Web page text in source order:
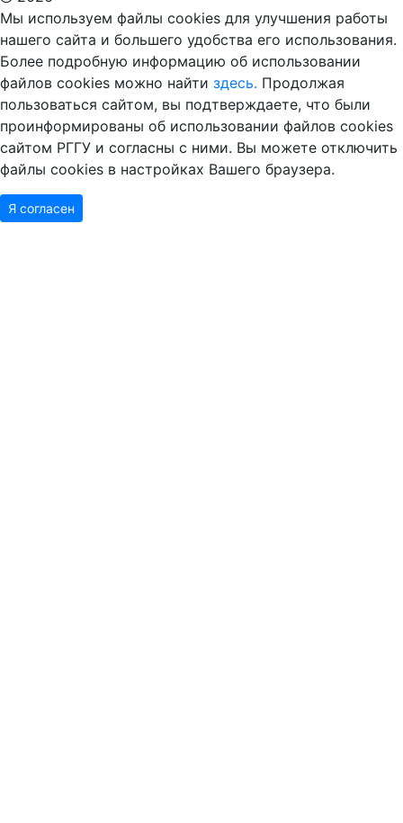
Мы используем файлы cookies для улучшения работы
нашего сайта и большего удобства его использования.
Более подробную информацию об использовании
файлов cookies можно найти здесь. Продолжая
пользоваться сайтом, вы подтверждаете, что были
проинформированы об использовании файлов cookies
сайтом РГГУ и согласны с ними. Вы можете отключить
файлы cookies в настройках Вашего браузера.
Я согласен